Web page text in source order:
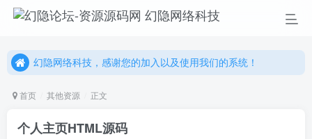
幻隐网络科技，感谢您的加入以及使用我们的系统！
幻隐网络科技，感谢您的加入以及使用我们的系统！
首页 其他资源 正文
个人主页HTML源码